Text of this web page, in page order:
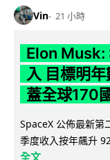
Vin 21 小時
Elon Musk:
入 目標明
蓋全球170
SpaceX 公佈最新第
季度收入按年飆升
全文